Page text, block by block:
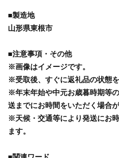
■製造地
山形県東根市
■注意事項・その他
※画像はイメージです。
※受取後、すぐに返礼品の状態を
※年末年始や中元お歳暮時期等
送までにお時間をいただく場合が
※天候・交通等により発送にお
ます。